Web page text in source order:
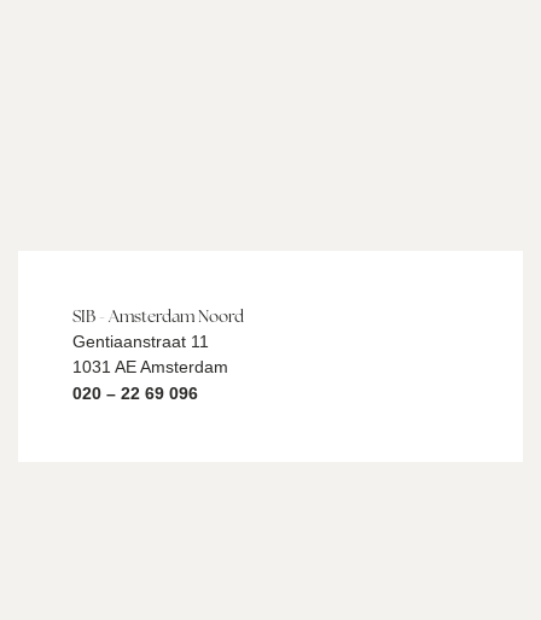
SIB - Amsterdam Noord
Gentiaanstraat 11
1031 AE Amsterdam
020 – 22 69 096